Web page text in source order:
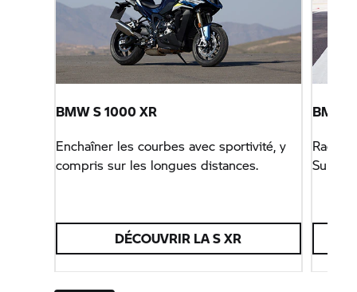
BMWS 1000 XR
Enchaîner les courbes avec sportivité, y
compris sur les longues distances.
DÉCOUVRIR LA S XR
BMW